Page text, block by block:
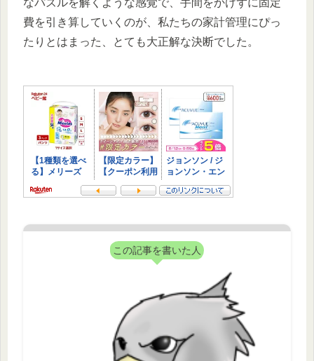
費を引き算していくのが、私たちの家計管理にぴっ
たりとはまった、とても大正解な決断でした。
この記事を書いた人